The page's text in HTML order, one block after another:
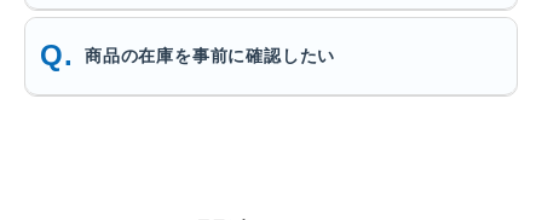
商品の在庫を事前に確認したい